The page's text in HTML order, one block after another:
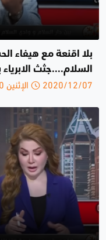
بلا اقنعة مع هيفاء
السلام....جثث الابرياء
2020/12/07 الإثنين 13:20 م